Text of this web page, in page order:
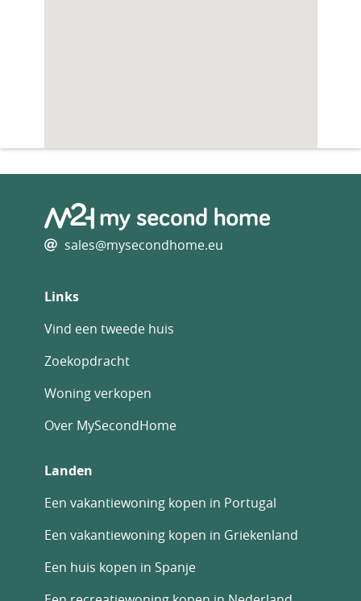
sales@mysecondhome.eu
Links
Vind een tweede huis
Zoekopdracht
Woning verkopen
Over MySecondHome
Landen
Een vakantiewoning kopen in Portugal
Een vakantiewoning kopen in Griekenland
Een huis kopen in Spanje